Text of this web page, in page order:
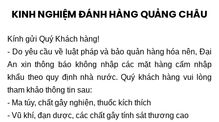
KINH NGHIỆM ĐÁNH HÀNG QUẢNG CHÂU
Kính gửi Quý Khách hàng!
- Do yêu cầu về luật pháp và bảo quản hàng hóa nên, Đại
An xin thông báo không nhập các mặt hàng cấm nhập
khẩu theo quy định nhà nước. Quý khách hàng vui lòng
tham khảo thông tin sau:
- Ma túy, chất gây nghiện, thuốc kích thích
- Vũ khí, đạn dược, các chất gây tính sát thương cao